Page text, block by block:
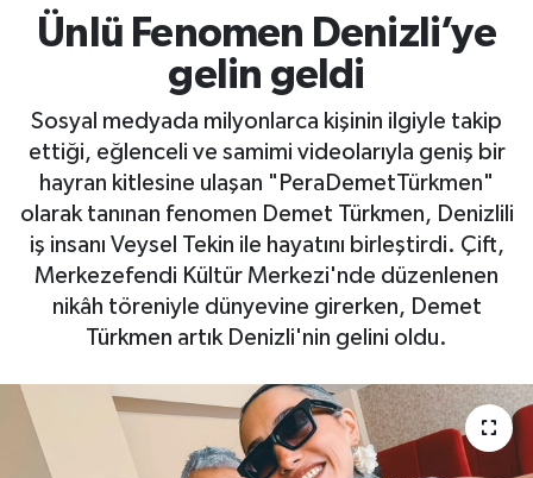
Ünlü Fenomen Denizli’ye
gelin geldi
Sosyal medyada milyonlarca kişinin ilgiyle takip
ettiği, eğlenceli ve samimi videolarıyla geniş bir
hayran kitlesine ulaşan "PeraDemetTürkmen"
olarak tanınan fenomen Demet Türkmen, Denizlili
iş insanı Veysel Tekin ile hayatını birleştirdi. Çift,
Merkezefendi Kültür Merkezi'nde düzenlenen
nikâh töreniyle dünyevine girerken, Demet
Türkmen artık Denizli'nin gelini oldu.
Tüm Manşetler
Son Dakika Haberleri
Haber Arşivi